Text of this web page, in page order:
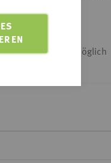
Adresse klicken
& Dtl.-weit möglich